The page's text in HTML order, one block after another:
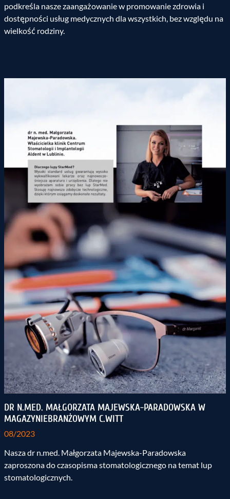
podkreśla nasze zaangażowanie w promowanie zdrowia i
dostępności usług medycznych dla wszystkich, bez względu na
wielkość rodziny.
DR N.MED. MAŁGORZATA MAJEWSKA-PARADOWSKA W
MAGAZYNIEBRANŻOWYM C.WITT
08/2023
Nasza dr n.med. Małgorzata Majewska-Paradowska
zaproszona do czasopisma stomatologicznego na temat lup
stomatologicznych.